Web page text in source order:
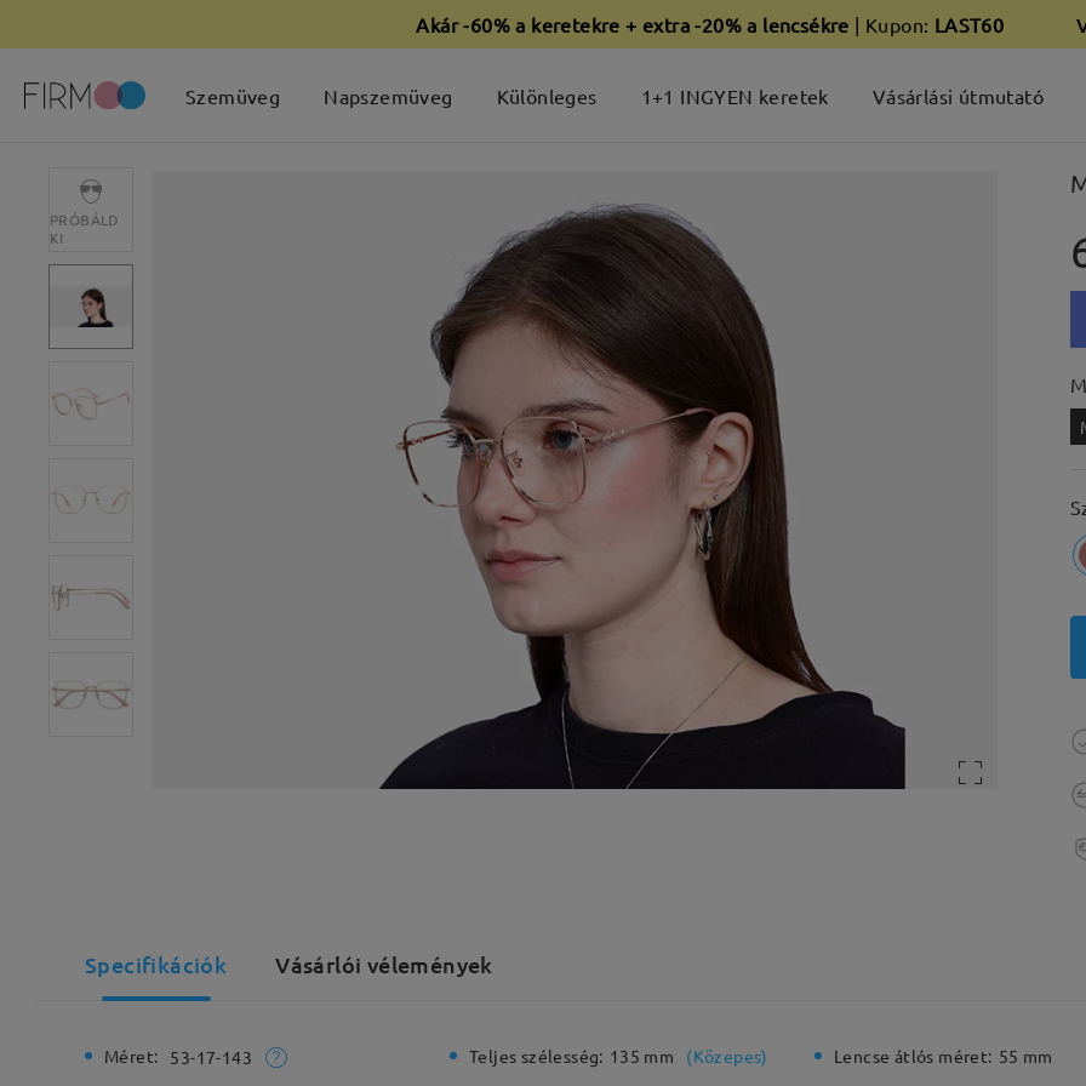
Akár -60% a keretekre + extra -20% a lencsékre | Kupon: LAST60
Szemüveg Napszemüveg Különleges 1+1 INGYEN keretek Vásárlási útmutató
PRÓBÁLD
KI
Specifikációk Vásárlói vélemények
Méret: 53-17-143 Teljes szélesség: 135 mm (Közepes) Lencse átlós méret: 55 mm